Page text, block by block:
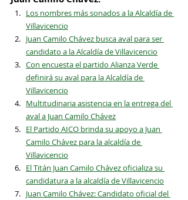
Los nombres más sonados a la Alcaldía de
Villavicencio
Juan Camilo Chávez busca aval para ser
candidato a la Alcaldía de Villavicencio
Con encuesta el partido Alianza Verde
definirá su aval para la Alcaldía de
Villavicencio
Multitudinaria asistencia en la entrega del
aval a Juan Camilo Chávez
El Partido AICO brinda su apoyo a Juan
Camilo Chávez para la alcaldía de
Villavicencio
El Titán Juan Camilo Chávez oficializa su
candidatura a la alcaldía de Villavicencio
Juan Camilo Chávez: Candidato oficial del